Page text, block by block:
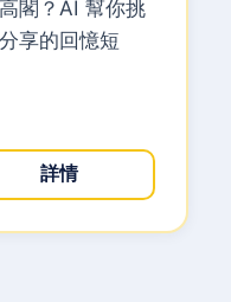
閣？AI 幫你挑
享的回憶短
詳情